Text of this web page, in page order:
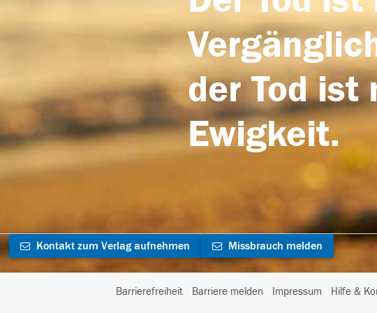
der Tod ist
Ewigkeit.
Kontakt zum Verlag aufnehmen Missbrauch melden
Barrierefreiheit Barriere melden Impressum Hilfe &